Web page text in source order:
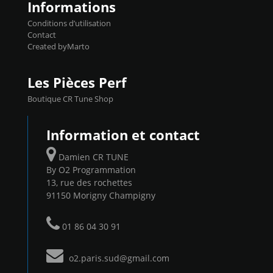
Informations
Conditions d’utilisation
Contact
Created byMarto
Les Pièces Perf
Boutique CR Tune Shop
Information et contact
Damien CR TUNE
By O2 Programmation
13, rue des rochettes
91150 Morigny Champigny
01 86 04 30 91
o2.paris.sud@gmail.com